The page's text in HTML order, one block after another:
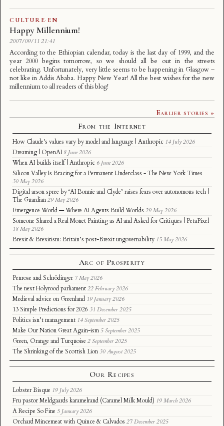
CULTURE· EN
Happy Millennium!
2007/09/11 21:41
According to the Ethiopian calendar, today is the last day of 1999, and the
year 2000 begins tomorrow, so we should all be out in the streets
celebrating. Unfortunately, very little seems to be happening in Glasgow –
not like in Addis Ababa. Happy New Year! All the best wishes for the new
millennium to all readers of this blog!
Earlier stories »
From the Internet
How Claude's values vary by model and language | Anthropic 14 July 2026
Dreaming | OpenAI 8 June 2026
When AI builds itself | Anthropic 6 June 2026
Silicon Valley Is Bracing for a Permanent Underclass - The New York Times
30 May 2026
Digital arson spree by ‘AI Bonnie and Clyde’ raises fears over autonomous tech |
The Guardian 29 May 2026
Emergence World — Where AI Agents Build Worlds 29 May 2026
Someone Shared a Real Monet Painting as AI and Asked for Critiques | PetaPixel
18 May 2026
Brexit & Brexitism: Britain’s post-Brexit ungovernability 15 May 2026
Arc of Prosperity
Penrose and Schrödinger 7 May 2026
The next Holyrood parliament 22 February 2026
Medieval advice on Greenland 19 January 2026
13 Simple Predictions for 2026 31 December 2025
Politics isn’t management 14 September 2025
Make Our Nation Great Again-ism 5 September 2025
Green, Orange and Turquoise 2 September 2025
The Shrinking of the Scottish Lion 30 August 2025
Our Recipes
Lobster Bisque 19 July 2026
Fru pastor Meldgaards karamelrand (Caramel Milk Mould) 19 March 2026
A Recipe So Fine 5 January 2026
Orchard Mincemeat with Quince & Calvados 27 December 2025